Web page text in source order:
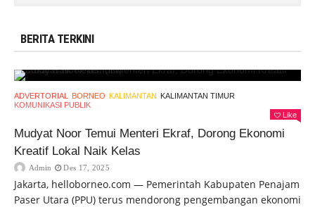
BERITA TERKINI
ADVERTORIAL BORNEO KALIMANTAN KALIMANTAN TIMUR
KOMUNIKASI PUBLIK
Like
Mudyat Noor Temui Menteri Ekraf, Dorong Ekonomi
Kreatif Lokal Naik Kelas
Admin Des 17, 2025
Jakarta, helloborneo.com — Pemerintah Kabupaten Penajam
Paser Utara (PPU) terus mendorong pengembangan ekonomi